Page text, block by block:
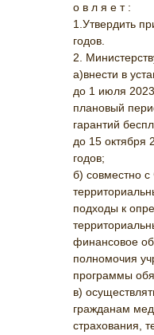
о в л я е т :
1.Утвердить
годов.
2.
а)внести в
до 1 июля
плановый
гарантий
до 15 октября
годов;
б) совместно
подходы к
финансовое
полномочия
программы
в)
гражданам
страхования,